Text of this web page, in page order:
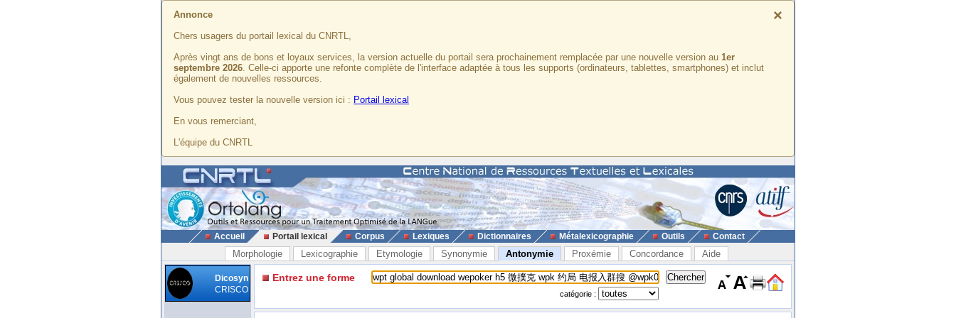
×
Annonce
Chers usagers du portail lexical du CNRTL,
Après vingt ans de bons et loyaux services, la version actuelle du portail sera prochainement remplacée par une nouvelle version au 1er
septembre 2026. Celle-ci apporte une refonte complète de l'interface adaptée à tous les supports (ordinateurs, tablettes, smartphones) et inclut
également de nouvelles ressources.
Vous pouvez tester la nouvelle version ici : Portail lexical
En vous remerciant,
L'équipe du CNRTL
Accueil Portail lexical Corpus Lexiques Dictionnaires Métalexicographie Outils Contact
Morphologie Lexicographie Etymologie Synonymie Antonymie Proxémie Concordance Aide
Dicosyn
CRISCO
Entrez une forme
catégorie :